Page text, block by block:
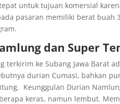
untuk tujuan komersial
pasaran memiliki berat buah
dan Super
terkirim ke Subang Jawa Barat
durian Cumasi, bahkan
Keunggulan Durian
keras, namun lembut.